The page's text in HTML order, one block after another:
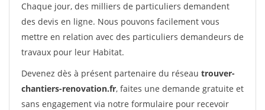
Chaque jour, des milliers de particuliers demandent
des devis en ligne. Nous pouvons facilement vous
mettre en relation avec des particuliers demandeurs de
travaux pour leur Habitat.
Devenez dès à présent partenaire du réseau trouver-
chantiers-renovation.fr, faites une demande gratuite et
sans engagement via notre formulaire pour recevoir